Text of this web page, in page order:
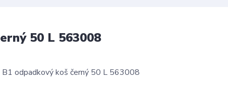
50 L 563008